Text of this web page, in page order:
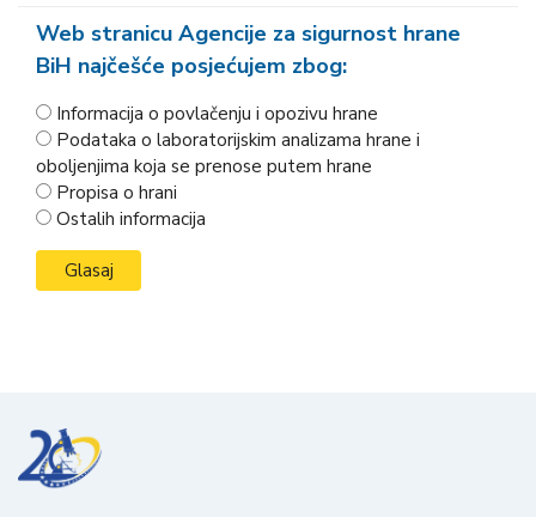
Web stranicu Agencije za sigurnost hrane
BiH najčešće posjećujem zbog:
Informacija o povlačenju i opozivu hrane
Podataka o laboratorijskim analizama hrane i
oboljenjima koja se prenose putem hrane
Propisa o hrani
Ostalih informacija